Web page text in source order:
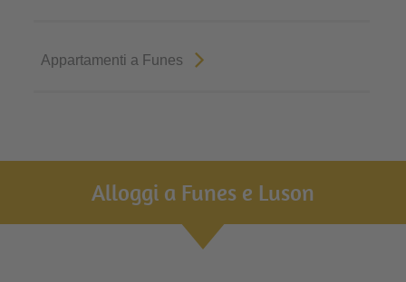
Appartamenti a Funes
Alloggi a Funes e Luson